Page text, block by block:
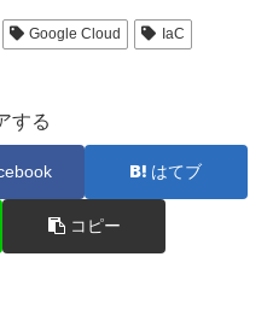
Google Cloud
IaC
する
はてブ
コピー